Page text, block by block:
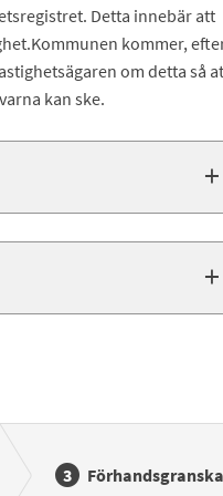
Detta innebär att
kommer,
om detta så
kan ske.
Förhandsgranska